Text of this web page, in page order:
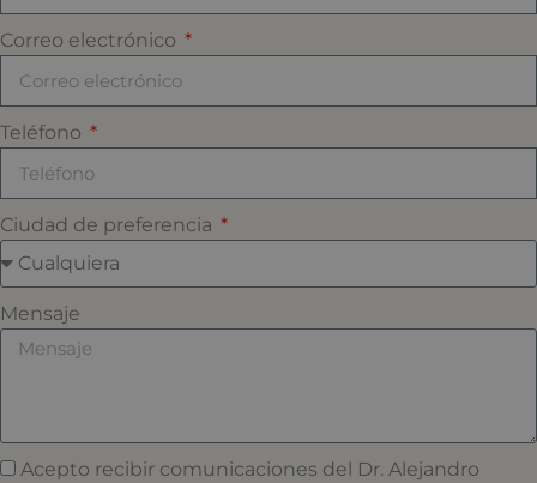
Correo electrónico
Teléfono
Ciudad de preferencia
Mensaje
Acepto recibir comunicaciones del Dr. Alejandro